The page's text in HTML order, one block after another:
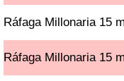
Ráfaga Millonaria 15
Ráfaga Millonaria 15